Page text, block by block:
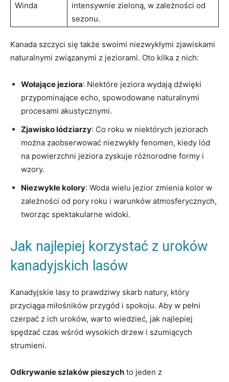
Winda
intensywnie zieloną, ⁢w zależności ​od‍
sezonu.
Kanada szczyci się także‌ swoimi niezwykłymi zjawiskami
naturalnymi związanymi ⁣z jeziorami. Oto kilka z nich:
Wołające jeziora:⁣ Niektóre jeziora‌ wydają​ dźwięki
przypominające echo, spowodowane⁤ naturalnymi
procesami akustycznymi.
Zjawisko lódziarzy: Co⁤ roku‌ w niektórych jeziorach
można zaobserwować niezwykły fenomen, kiedy lód
na⁣ powierzchni⁣ jeziora zyskuje różnorodne⁣ formy i
wzory.
Niezwykłe ⁤kolory: ​Woda ​wielu ⁤jezior zmienia kolor w
zależności od⁤ pory roku i warunków ⁤atmosferycznych, ​
tworząc ‍spektakularne widoki.
Jak ‍najlepiej korzystać z uroków‌
kanadyjskich lasów
Kanadyjskie ⁣lasy to prawdziwy skarb natury, który
⁣przyciąga miłośników przygód i spokoju. Aby w pełni
czerpać z ich ⁣uroków, warto wiedzieć, jak najlepiej
spędzać czas wśród ​wysokich⁢ drzew​ i szumiących
strumieni.
Odkrywanie szlaków pieszych to jeden z⁣